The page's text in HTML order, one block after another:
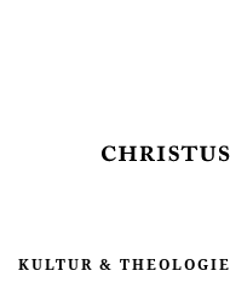
KULTUR & THEOLOGIE